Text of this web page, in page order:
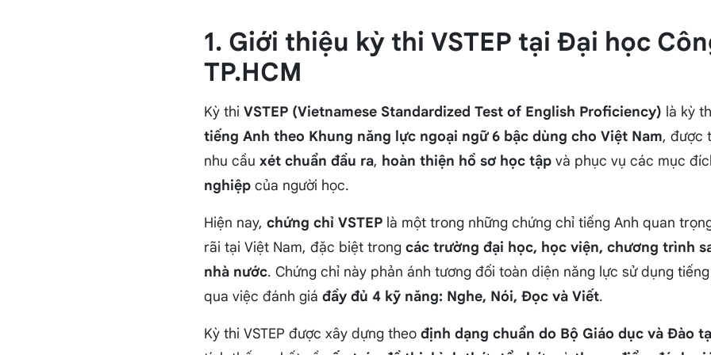
1. Giới thiệu kỳ thi VSTEP tại Đại học
TP.HCM
Kỳ thi VSTEP (Vietnamese Standardized Test of English Proficiency) là kỳ
tiếng Anh theo Khung năng lực ngoại ngữ 6 bậc dùng cho Việt Nam, được
nhu cầu xét chuẩn đầu ra, hoàn thiện hồ sơ học tậpvà phục vụ các mục
nghiệpcủa người học.
Hiện nay, chứng chỉ VSTEPlà một trong những chứng chỉ tiếng Anh quan
rãi tại Việt Nam, đặc biệt trong các trường đại học, học viện, chương trình
nhà nước. Chứng chỉ này phản ánh tương đối toàn diện năng lực sử dụng
qua việc đánh giá đầy đủ 4 kỹ năng: Nghe, Nói, Đọc và Viết.
Kỳ thi VSTEP được xây dựng theo định dạng chuẩn do Bộ Giáo dục và Đào